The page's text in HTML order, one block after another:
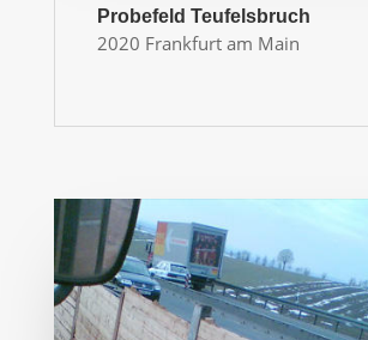
Probefeld Teufelsbruch
2020 Frankfurt am Main